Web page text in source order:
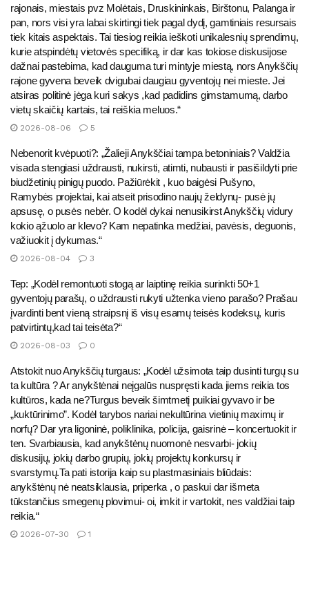
rajonais, miestais pvz Molėtais, Druskininkais, Birštonu, Palanga ir
pan, nors visi yra labai skirtingi tiek pagal dydį, gamtiniais resursais
tiek kitais aspektais. Tai tiesiog reikia ieškoti unikalesnių sprendimų,
kurie atspindėtų vietovės specifiką, ir dar kas tokiose diskusijose
dažnai pastebima, kad dauguma turi mintyje miestą, nors Anykščių
rajone gyvena beveik dvigubai daugiau gyventojų nei mieste. Jei
atsiras politinė jėga kuri sakys ,kad padidins gimstamumą, darbo
vietų skaičių kartais, tai reiškia meluos.“
2026-08-06 5
Nebenorit kvėpuoti?: „Žalieji Anykščiai tampa betoniniais? Valdžia
visada stengiasi uždrausti, nukirsti, atimti, nubausti ir pasišildyti prie
biudžetinių pinigų puodo. Pažiūrėkit , kuo baigėsi Pušyno,
Ramybės projektai, kai atseit prisodino naujų želdynų- pusė jų
apsusę, o pusės nebėr. O kodėl dykai nenusikirst Anykščių vidury
kokio ąžuolo ar klevo? Kam nepatinka medžiai, pavėsis, deguonis,
važiuokit į dykumas.“
2026-08-04 3
Tep: „Kodėl remontuoti stogą ar laiptinę reikia surinkti 50+1
gyventojų parašų, o uždrausti rukyti užtenka vieno parašo? Prašau
įvardinti bent vieną straipsnį iš visų esamų teisės kodeksų, kuris
patvirtintų,kad tai teisėta?“
2026-08-03 0
Atstokit nuo Anykščių turgaus: „Kodėl užsimota taip dusinti turgų su
ta kultūra ? Ar anykštėnai neįgalūs nuspręsti kada jiems reikia tos
kultūros, kada ne?Turgus beveik šimtmetį puikiai gyvavo ir be
„kuktūrinimo”. Kodėl tarybos nariai nekultūrina vietinių maximų ir
norfų? Dar yra ligoninė, poliklinika, policija, gaisrinė – koncertuokit ir
ten. Svarbiausia, kad anykštėnų nuomonė nesvarbi- jokių
diskusijų, jokių darbo grupių, jokių projektų konkursų ir
svarstymų.Ta pati istorija kaip su plastmasiniais bliūdais:
anykštėnų nė neatsiklausia, priperka , o paskui dar išmeta
tūkstančius smegenų plovimui- oi, imkit ir vartokit, nes valdžiai taip
reikia.“
2026-07-30 1